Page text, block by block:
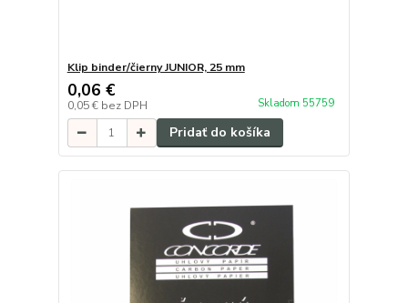
Klip binder/čierny JUNIOR, 25 mm
0,06 €
0,05 € bez DPH Skladom 55759
Pridať do košíka